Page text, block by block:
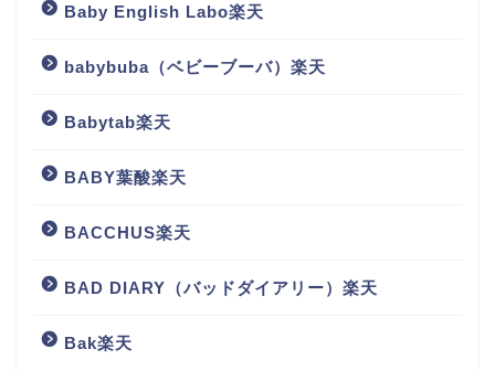
Baby English Labo楽天
babybuba（ベビーブーバ）楽天
Babytab楽天
BABY葉酸楽天
BACCHUS楽天
BAD DIARY（バッドダイアリー）楽天
Bak楽天